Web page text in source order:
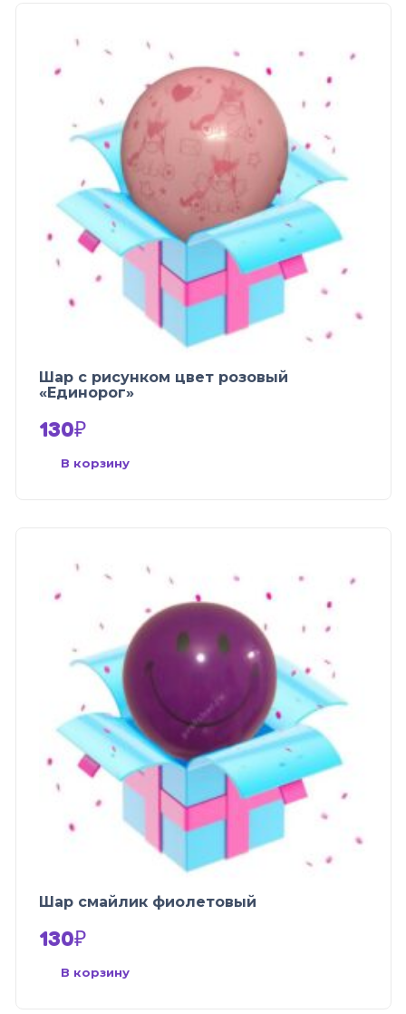
Шар с рисунком цвет розовый
«Единорог»
130₽
В корзину
Шар смайлик фиолетовый
130₽
В корзину